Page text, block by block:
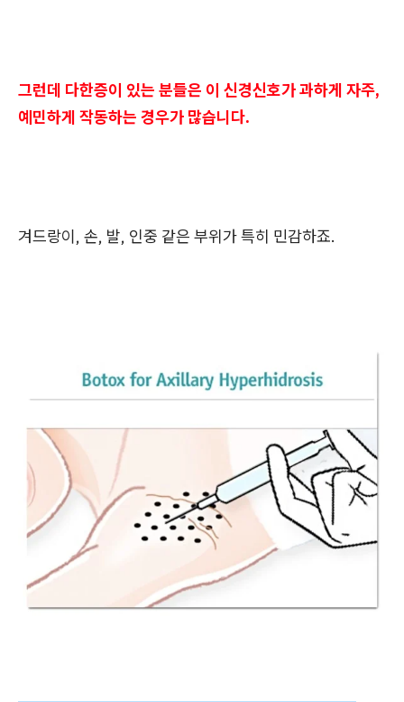
그런데 다한증이 있는 분들은 이 신경신호가 과하게 자주,
예민하게 작동하는 경우가 많습니다.
겨드랑이, 손, 발, 인중 같은 부위가 특히 민감하죠.